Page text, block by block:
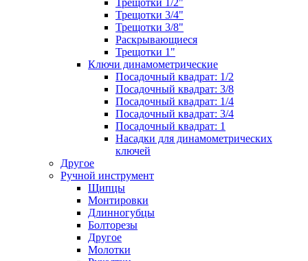
Трещотки 1/2"
Трещотки 3/4"
Трещотки 3/8"
Раскрывающиеся
Трещотки 1"
Ключи динамометрические
Посадочный квадрат: 1/2
Посадочный квадрат: 3/8
Посадочный квадрат: 1/4
Посадочный квадрат: 3/4
Посадочный квадрат: 1
Насадки для динамометрических
ключей
Другое
Ручной инструмент
Щипцы
Монтировки
Длинногубцы
Болторезы
Другое
Молотки